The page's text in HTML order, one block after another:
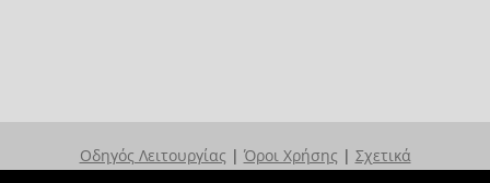
Οδηγός Λειτουργίας | Όροι Χρήσης | Σχετικά